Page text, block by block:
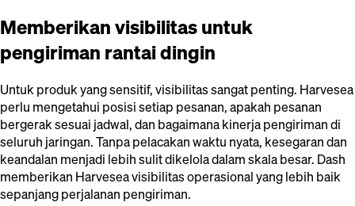
Memberikan visibilitas untuk
pengiriman rantai dingin
Untuk produk yang sensitif, visibilitas sangat penting. Harvesea
perlu mengetahui posisi setiap pesanan, apakah pesanan
bergerak sesuai jadwal, dan bagaimana kinerja pengiriman di
seluruh jaringan. Tanpa pelacakan waktu nyata, kesegaran dan
keandalan menjadi lebih sulit dikelola dalam skala besar. Dash
memberikan Harvesea visibilitas operasional yang lebih baik
sepanjang perjalanan pengiriman.